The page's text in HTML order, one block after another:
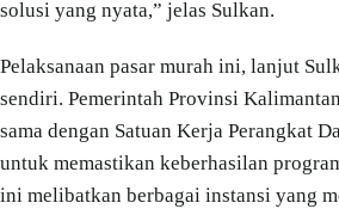
solusi yang nyata,” jelas Sulkan.
Pelaksanaan pasar murah ini, lanjut
sendiri. Pemerintah Provinsi
sama dengan Satuan Kerja Perangkat
untuk memastikan keberhasilan
ini melibatkan berbagai instansi yang